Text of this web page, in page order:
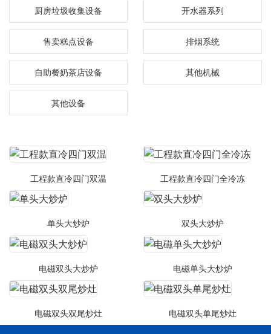
厨房垃圾收集设备 开水器系列
售卖糕点设备 排烟系统
自助餐奶茶店设备 其他机械
其他设备
工程款直冷四门双温 工程款直冷四门全冷冻
单头大炒炉 双头大炒炉
电磁双头大炒炉 电磁单头大炒炉
电磁双头双尾炒灶 电磁双头单尾炒灶